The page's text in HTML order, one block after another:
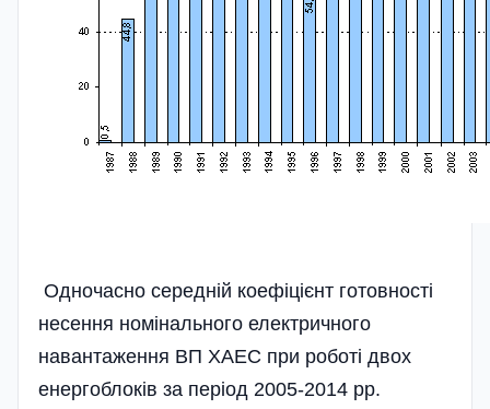
Одночасно середній коефіцієнт готовності
несення номінального електричного
навантаження ВП ХАЕС при роботі двох
енергоблоків за період 2005-2014 рр.